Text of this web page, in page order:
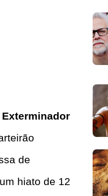
Exterminador
de
hiato de 12